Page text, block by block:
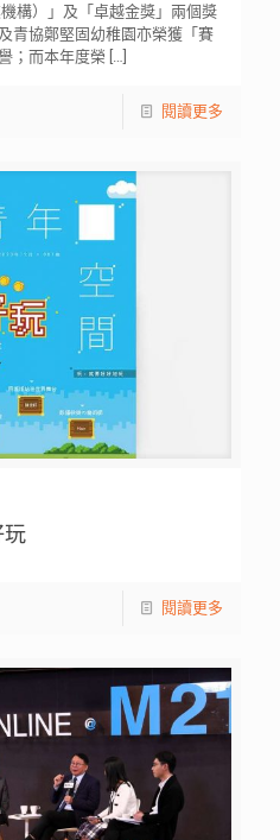
構）」及「卓越金獎」兩個獎
青協鄭堅固幼稚園亦榮獲「賽
；而本年度榮 […]
閱讀更多
玩
閱讀更多